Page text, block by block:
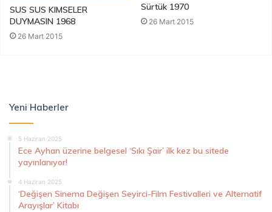
SUS SUS KIMSELER
DUYMASIN 1968
26 Mart 2015
Sürtük 1970
26 Mart 2015
Yeni Haberler
5 Haziran 2025
Ece Ayhan üzerine belgesel ‘Sıkı Şair’ ilk kez bu sitede
yayınlanıyor!
4 Haziran 2025
‘Değişen Sinema Değişen Seyirci-Film Festivalleri ve Alternatif
Arayışlar’ Kitabı